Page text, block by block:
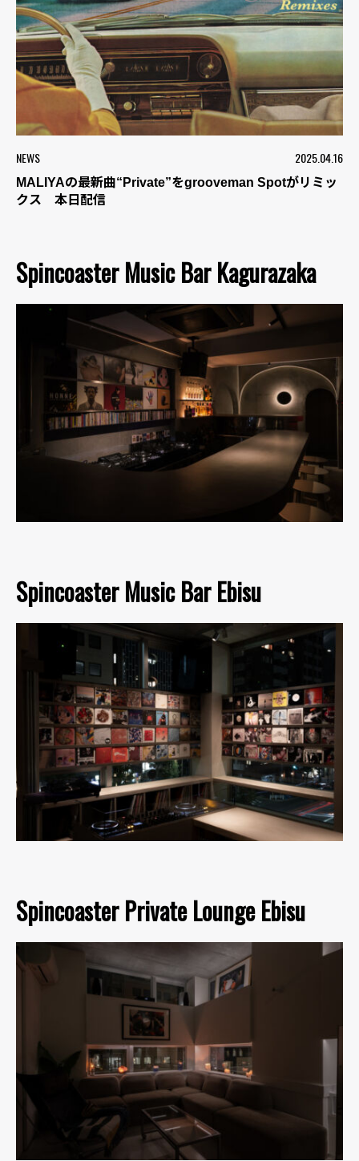
NEWS 2025.04.16
MALIYAの最新曲“Private”をgrooveman Spotがリミッ
クス 本日配信
Spincoaster Music Bar Kagurazaka
Spincoaster Music Bar Ebisu
Spincoaster Private Lounge Ebisu